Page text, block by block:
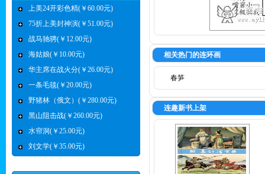
上美24开彩色精(￥60.00元)
75折上美封神演(￥51.00元)
战马驰骋(￥12.00元)
海姑娘(￥10.00元)
华主席在战火分(￥26.00元)
一条毛毯(￥20.00元)
野猪林（俄文）(￥280.00元)
黑山阻击战(￥260.00元)
水帘洞(￥25.00元)
刘文学(￥35.00元)
相关热门的连环画
春笋
连趣新书上架